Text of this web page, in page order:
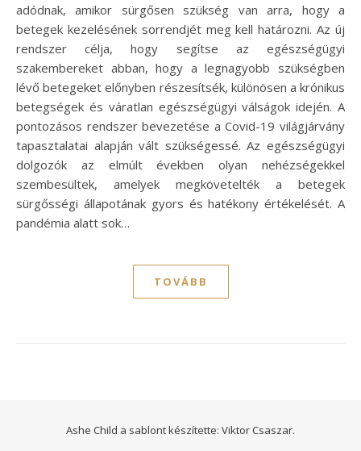
adódnak, amikor sürgősen szükség van arra, hogy a
betegek kezelésének sorrendjét meg kell határozni. Az új
rendszer célja, hogy segítse az egészségügyi
szakembereket abban, hogy a legnagyobb szükségben
lévő betegeket előnyben részesítsék, különösen a krónikus
betegségek és váratlan egészségügyi válságok idején. A
pontozásos rendszer bevezetése a Covid-19 világjárvány
tapasztalatai alapján vált szükségessé. Az egészségügyi
dolgozók az elmúlt években olyan nehézségekkel
szembesültek, amelyek megkövetelték a betegek
sürgősségi állapotának gyors és hatékony értékelését. A
pandémia alatt sok…
TOVÁBB
Ashe Child a sablont készítette: Viktor Csaszar.